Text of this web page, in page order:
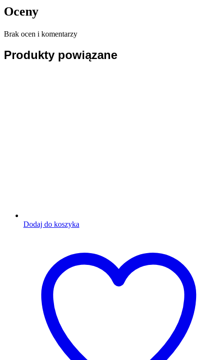
Oceny
Brak ocen i komentarzy
Produkty powiązane
Dodaj do koszyka